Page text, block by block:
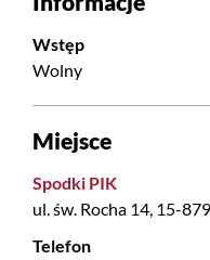
Wstęp
Wolny
Miejsce
Spodki PIK
ul. św. Rocha 14, 15-
Telefon